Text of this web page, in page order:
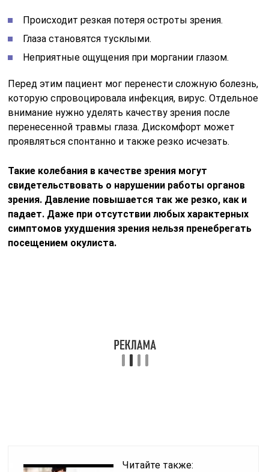
Происходит резкая потеря остроты зрения.
Глаза становятся тусклыми.
Неприятные ощущения при моргании глазом.
Перед этим пациент мог перенести сложную болезнь,
которую спровоцировала инфекция, вирус. Отдельное
внимание нужно уделять качеству зрения после
перенесенной травмы глаза. Дискомфорт может
проявляться спонтанно и также резко исчезать.
Такие колебания в качестве зрения могут
свидетельствовать о нарушении работы органов
зрения. Давление повышается так же резко, как и
падает. Даже при отсутствии любых характерных
симптомов ухудшения зрения нельзя пренебрегать
посещением окулиста.
Читайте также: